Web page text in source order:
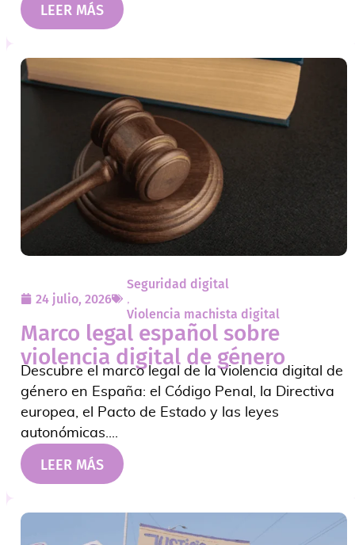
LEER MÁS
24 julio, 2026
Seguridad digital
Violencia machista digital
Marco legal español sobre
violencia digital de género
Descubre el marco legal de la violencia digital de
género en España: el Código Penal, la Directiva
europea, el Pacto de Estado y las leyes
autonómicas....
LEER MÁS